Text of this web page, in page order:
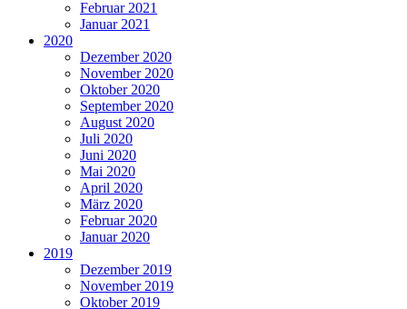
Februar 2021
Januar 2021
2020
Dezember 2020
November 2020
Oktober 2020
September 2020
August 2020
Juli 2020
Juni 2020
Mai 2020
April 2020
März 2020
Februar 2020
Januar 2020
2019
Dezember 2019
November 2019
Oktober 2019